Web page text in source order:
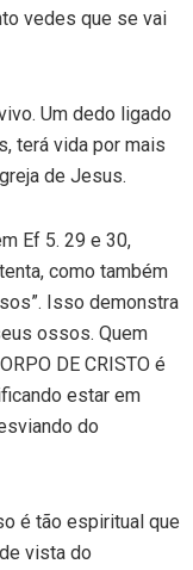
vedes que se vai
Um dedo ligado
terá vida por mais
de Jesus.
Ef 5. 29 e 30,
como também
Isso demonstra
ossos. Quem
DE CRISTO é
estar em
do
é tão espiritual que
vista do